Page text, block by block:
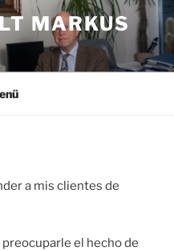
MARKUS
a mis clientes de
el hecho de